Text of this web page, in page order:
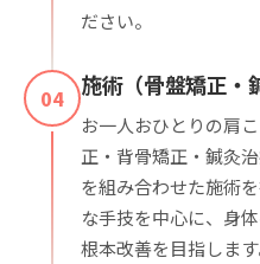
ださい。
04 施術（骨盤矯正・
お一人おひとりの肩
正・背骨矯正・鍼灸
を組み合わせた施術
な手技を中心に、身
根本改善を目指します